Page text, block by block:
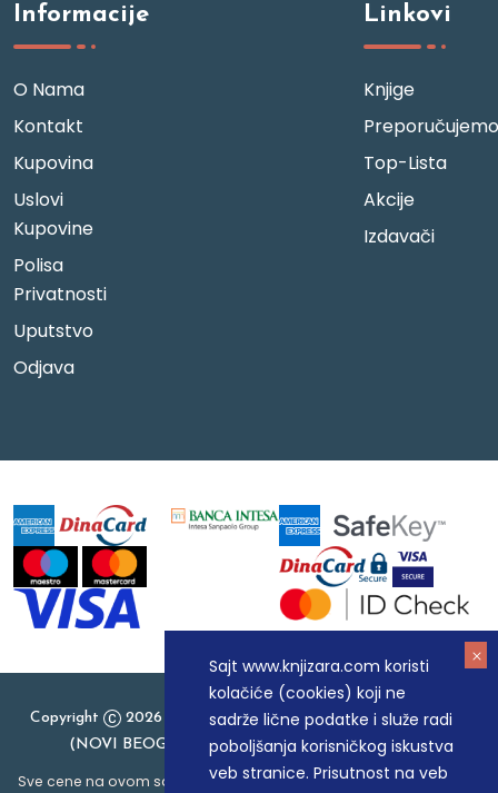
Sajt www.knjizara.com koristi
kolačiće (cookies) koji ne
sadrže lične podatke i služe radi
poboljšanja korisničkog iskustva
veb stranice. Prisutnost na veb
Informacije
O Nama
Kontakt
Kupovina
Uslovi
Kupovine
Polisa
Privatnosti
Uputstvo
Odjava
Linkovi
Knjige
Preporučujemo
Top-Lista
Akcije
Izdavači
Copyright
2026 Knjizara.com - MAKART DOO BEOGRAD
(NOVI BEOGRAD), PIB: 105184104, MB: 20337524
Sve cene na ovom sajtu iskazane su u dinarima. PDV je uračunat u